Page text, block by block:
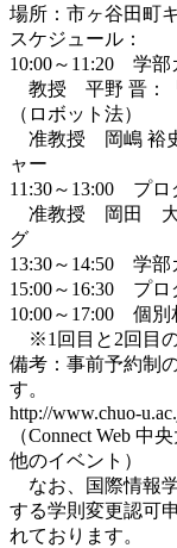
場所：市ヶ谷田町
スケジュール：
10:00～11:20 学部
教授 平野 晋：「
（ロボット法）
准教授 岡嶋 裕史
ャー
11:30～13:00 プロ
准教授 岡田 大
グ
13:30～14:50 学部
15:00～16:30 プロ
10:00～17:00 個別
※1回目と2回目の
備考：事前予約制
す。
http://www.chuo-
（Connect Web 中
他のイベント）
なお、国際情報
する学則変更認可
れております。